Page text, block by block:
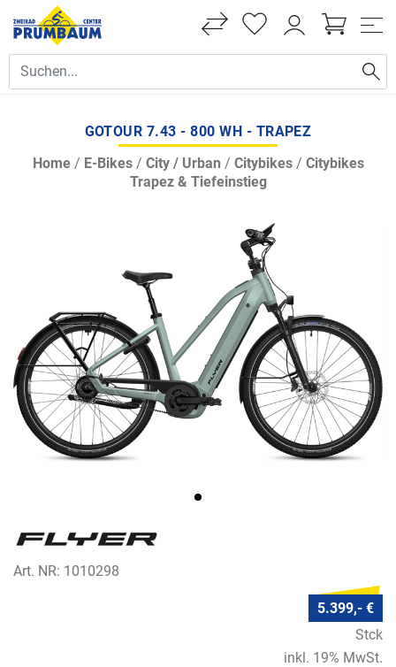
GOTOUR 7.43 - 800 WH - TRAPEZ
Home/ E-Bikes/ City / Urban / Citybikes/ Citybikes
Trapez & Tiefeinstieg
Art. NR: 1010298
5.399,- €
Stck
inkl. 19% MwSt.